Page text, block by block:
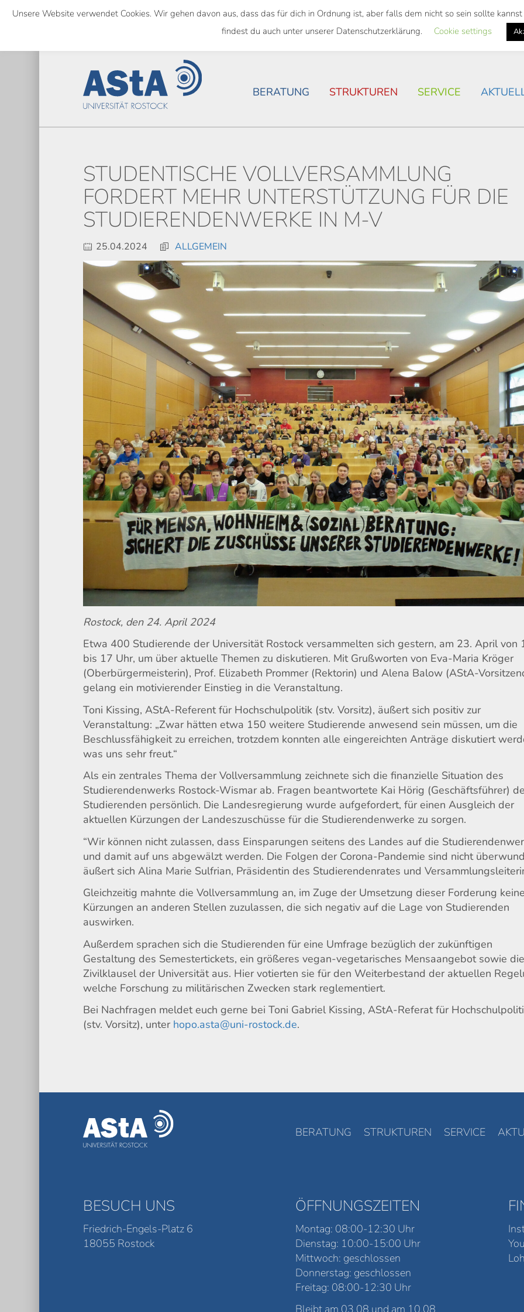
Skip
content
SEMESTERTICKET ALS BUNDESWEITES TICKET
BERATUNG STRUKTUREN SERVICE
STUDENTISCHE VOLLVERSAMMLUNG
FORDERT MEHR UNTERSTÜTZUNG FÜR DIE
STUDIERENDENWERKE IN M-V
25.04.2024 ALLGEMEIN
Rostock, den 24. April 2024
Etwa 400 Studierende der Universität Rostock versammelten sich gestern, am 23. April von
bis 17 Uhr, um über aktuelle Themen zu diskutieren. Mit Grußworten von Eva-Maria Kröger
(Oberbürgermeisterin), Prof. Elizabeth Prommer (Rektorin) und Alena Balow (AStA-
gelang ein motivierender Einstieg in die Veranstaltung.
Toni Kissing, AStA-Referent für Hochschulpolitik (stv. Vorsitz), äußert sich positiv zur
Veranstaltung: „Zwar hätten etwa 150 weitere Studierende anwesend sein müssen, um die
Beschlussfähigkeit zu erreichen, trotzdem konnten alle eingereichten Anträge diskutiert
was uns sehr freut.“
Als ein zentrales Thema der Vollversammlung zeichnete sich die finanzielle Situation des
Studierendenwerks Rostock-Wismar ab. Fragen beantwortete Kai Hörig (Geschäftsführer)
Studierenden persönlich. Die Landesregierung wurde aufgefordert, für einen Ausgleich der
aktuellen Kürzungen der Landeszuschüsse für die Studierendenwerke zu sorgen.
“Wir können nicht zulassen, dass Einsparungen seitens des Landes auf die
und damit auf uns abgewälzt werden. Die Folgen der Corona-Pandemie sind nicht
äußert sich Alina Marie Sulfrian, Präsidentin des Studierendenrates und
Gleichzeitig mahnte die Vollversammlung an, im Zuge der Umsetzung dieser Forderung keine
Kürzungen an anderen Stellen zuzulassen, die sich negativ auf die Lage von Studierenden
auswirken.
Außerdem sprachen sich die Studierenden für eine Umfrage bezüglich der zukünftigen
Gestaltung des Semestertickets, ein größeres vegan-vegetarisches Mensaangebot sowie die
Zivilklausel der Universität aus. Hier votierten sie für den Weiterbestand der aktuellen
welche Forschung zu militärischen Zwecken stark reglementiert.
Bei Nachfragen meldet euch gerne bei Toni Gabriel Kissing, AStA-Referat für
(stv. Vorsitz), unter hopo.asta@uni-rostock.de.
BERATUNG STRUKTUREN SERVICE
BESUCH UNS
Friedrich-Engels-Platz 6
18055 Rostock
ÖFFNUNGSZEITEN
Montag: 08:00-12:30 Uhr
Dienstag: 10:00-15:00 Uhr
Mittwoch: geschlossen
Donnerstag: geschlossen
Freitag: 08:00-12:30 Uhr
Unsere Website verwendet Cookies. Wir gehen davon aus, dass das für dich in Ordnung ist, aber falls dem nicht so sein sollte
findest du auch unter unserer Datenschutzerklärung.
Cookie settings